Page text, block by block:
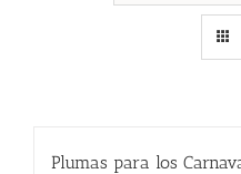
Plumas para los